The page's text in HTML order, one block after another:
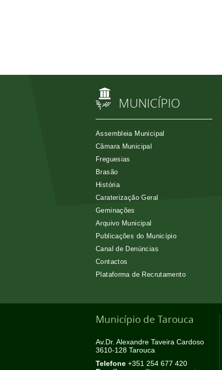
MUNICÍPIO
Assembleia Municipal
Câmara Municipal
Freguesias
Brasão
História
Caraterização Geral
Geminações
Arquivo Municipal
Publicações do Município
Canal de Denúncias
Contactos
Plataforma de Recrutamento
Município de Tarouca
Av.Dr. Alexandre Taveira Cardoso
3610-128 Tarouca
Telefone +351 254 677 420